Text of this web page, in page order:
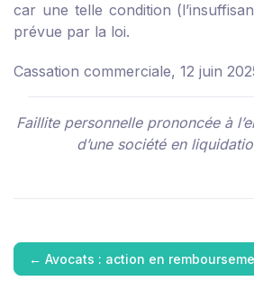
car une telle condition
prévue par la loi.
Cassation commerciale, 12 juin
Faillite personnelle prononcée à
d’une société en
← Avocats : action en